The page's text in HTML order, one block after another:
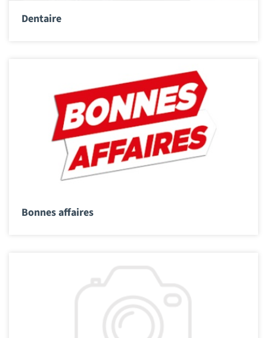
Dentaire
Bonnes affaires